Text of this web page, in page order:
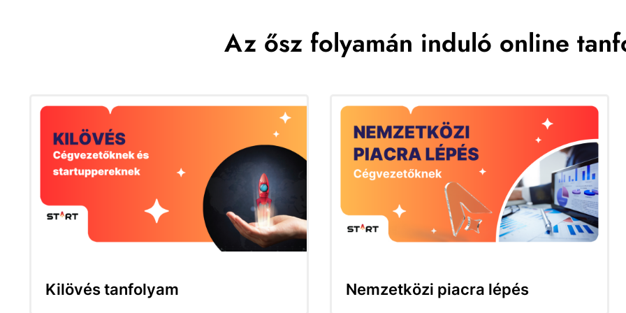
Az ősz folyamán induló online
Kilövés tanfolyam Nemzetközi piacra lépés